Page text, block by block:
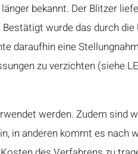
bekannt. Der Blitzer
wurde das durch
daraufhin eine
zu verzichten (siehe
werden. Zudem sind
in anderen kommt es nach